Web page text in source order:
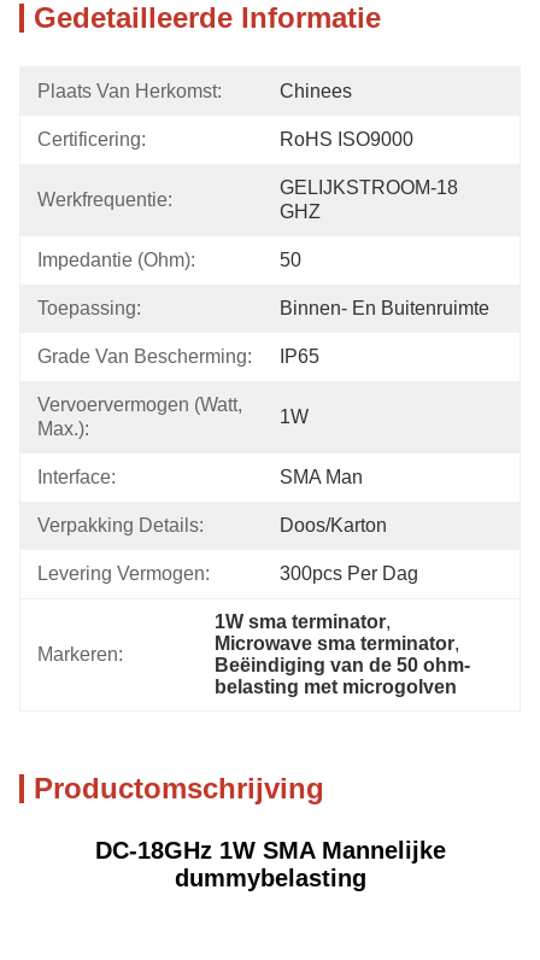
Gedetailleerde Informatie
Plaats Van Herkomst: Chinees
Certificering: RoHS ISO9000
Werkfrequentie:
GELIJKSTROOM-18
GHZ
Impedantie (Ohm): 50
Toepassing: Binnen- En Buitenruimte
Grade Van Bescherming: IP65
Vervoervermogen (Watt,
Max.):
1W
Interface: SMA Man
Verpakking Details: Doos/Karton
Levering Vermogen: 300pcs Per Dag
Markeren:
1W sma terminator,
Microwave sma terminator,
Beëindiging van de 50 ohm-
belasting met microgolven
Productomschrijving
DC-18GHz 1W SMA Mannelijke
dummybelasting